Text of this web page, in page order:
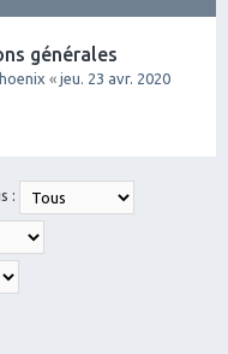
générales
« jeu. 23 avr. 2020
: